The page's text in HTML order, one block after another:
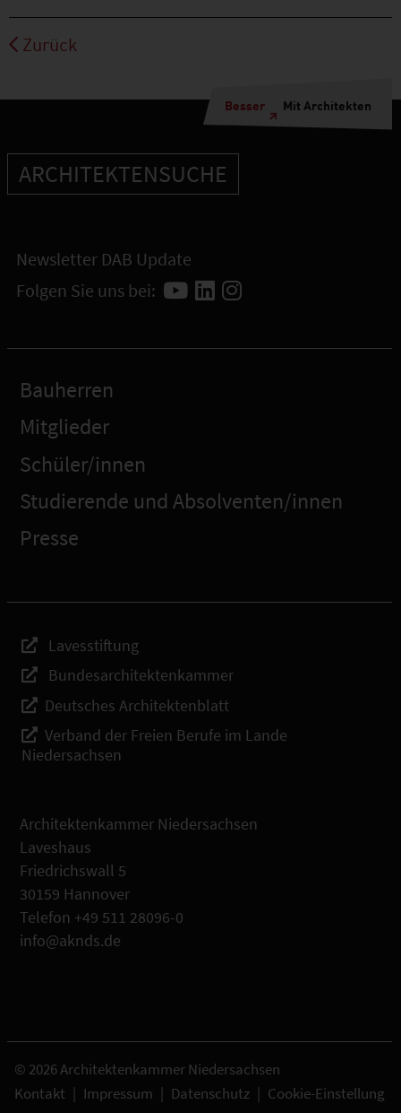
Zurück
Besser Mit Architekten
ARCHITEKTENSUCHE
Newsletter DAB Update
Folgen Sie uns bei:
Bauherren
Mitglieder
Schüler/innen
Studierende und Absolventen/innen
Presse
Lavesstiftung
Bundesarchitektenkammer
Deutsches Architektenblatt
Verband der Freien Berufe im Lande
Niedersachsen
Architektenkammer Niedersachsen
Laveshaus
Friedrichswall 5
30159 Hannover
Telefon +49 511 28096-0
info@aknds.de
© 2026 Architektenkammer Niedersachsen
Kontakt | Impressum | Datenschutz | Cookie-Einstellung